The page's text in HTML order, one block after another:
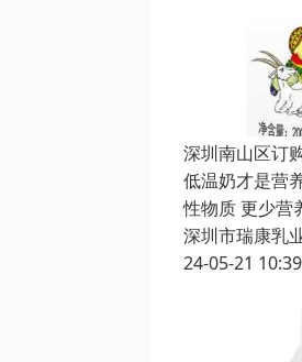
深圳南山区订
低温奶才是营
性物质 更少营
深圳市瑞康乳
24-05-21